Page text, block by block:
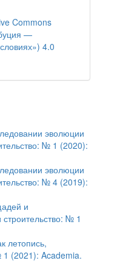
Commons
—
4.0
эволюции
№ 1 (2020):
эволюции
№ 4 (2019):
и
№ 1
летопись,
1 (2021): Academia.